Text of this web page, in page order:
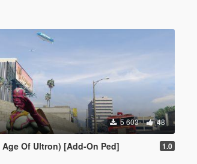
5 603 48
Of Ultron) [Add-On Ped] 1.0